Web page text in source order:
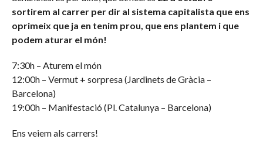
sortirem al carrer per dir al sistema capitalista que ens
oprimeix que ja en tenim prou, que ens plantem i que
podem aturar el món!
7:30h – Aturem el món
12:00h – Vermut + sorpresa (Jardinets de Gràcia –
Barcelona)
19:00h – Manifestació (Pl. Catalunya – Barcelona)
Ens veiem als carrers!